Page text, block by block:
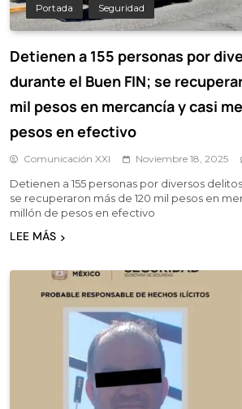
Portada Seguridad
Detienen a 155 personas por
durante el Buen FIN; se
mil pesos en mercancía y casi
pesos en efectivo
Comunicación XXI Noviembre 18, 2025
Detienen a 155 personas por diversos
se recuperaron más de 120 mil pesos en
millón de pesos en efectivo
LEE MÁS